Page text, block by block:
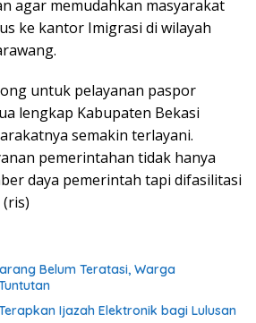
agar memudahkan masyarakat
ke kantor Imigrasi di wilayah
untuk pelayanan paspor
lengkap Kabupaten Bekasi
semakin terlayani.
pemerintahan tidak hanya
daya pemerintah tapi difasilitasi
(ris)
Belum Teratasi, Warga
Ijazah Elektronik bagi Lulusan